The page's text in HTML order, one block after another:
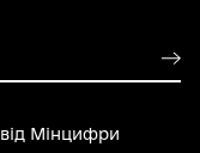
Мінцифри